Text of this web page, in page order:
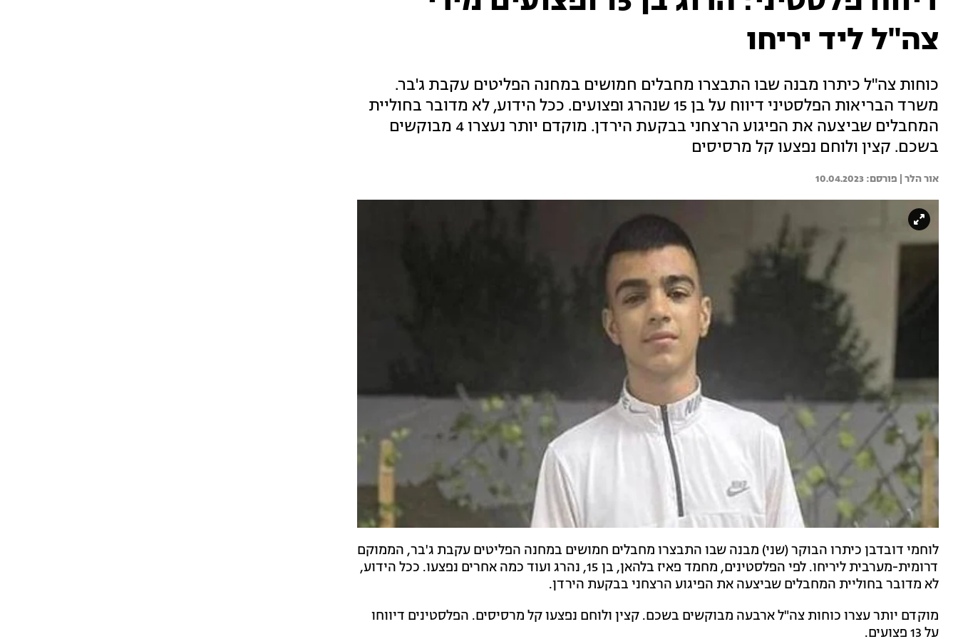
צה"ל ליד יריחו
כוחות צה"ל כיתרו מבנה שבו התבצרו מחבלים חמושים במחנה הפליטים עקבת ג'בר.
משרד הבריאות הפלסטיני דיווח על בן 15 שנהרג ופצועים. ככל הידוע, לא מדובר בחוליית
המחבלים שביצעה את הפיגוע הרצחני בבקעת הירדן. מוקדם יותר נעצרו 4 מבוקשים
בשכם. קצין ולוחם נפצעו קל מרסיסים
אור הלר | 10.04.2023
לוחמי דובדבן כיתרו הבוקר (שני) מבנה שבו התבצרו מחבלים חמושים במחנה הפליטים עקבת ג'בר, הממוקם
דרומית-מערבית ליריחו. לפי הפלסטינים, מחמד פאיז בלהאן, בן 15, נהרג ועוד כמה אחרים נפצעו. ככל הידוע,
לא מדובר בחוליית המחבלים שביצעה את הפיגוע הרצחני בבקעת הירדן.
מוקדם יותר עצרו כוחות צה"ל ארבעה מבוקשים בשכם. קצין ולוחם נפצעו קל מרסיסים. הפלסטינים דיווחו
על 13 פצועים.